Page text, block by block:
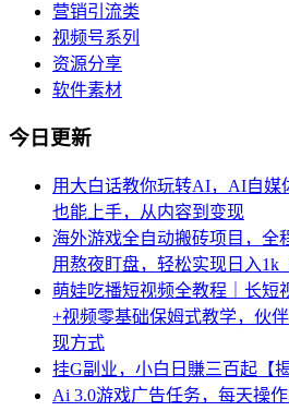
营销引流类
视频号系列
资源分享
软件素材
今日更新
用大白话教你玩转AI，AI自媒
也能上手，从内容到变现
海外游戏全自动搬砖项目，全
用熬夜盯盘，轻松实现日入1k
萌娃吃播短视频全教程｜长短
+视频零基础保姆式教学，伙
现方式
挂G副业，小白日賺三百起【揭
Ai 3.0游戏广告任务，每天操